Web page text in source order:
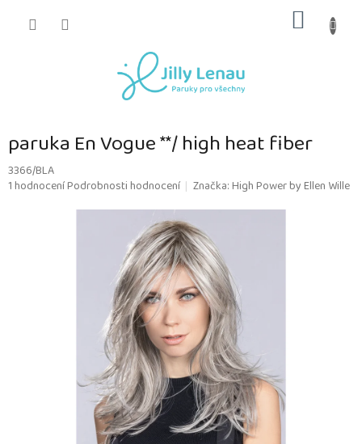
KOŠÍK
paruka En Vogue **/ high heat fiber
3366/BLA
Průměrné
1 hodnoceníPodrobnosti hodnocení Značka:High Power by Ellen Wille